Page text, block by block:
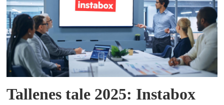
Tallenes tale 2025: Instabox